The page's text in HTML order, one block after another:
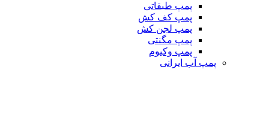
پمپ طبقاتی
پمپ کف کش
پمپ لجن کش
پمپ مگنتی
پمپ وکیوم
پمپ آب ایرانی